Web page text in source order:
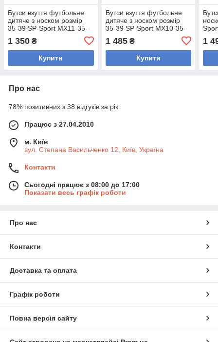
Бутси взуття футбольне
дитяче з носком розмір
35-39 SP-Sport MX11-35-
39-2 (верх-PU, підошва-
термополіуретан (TPU),
1 350 ₴
Купити
Бутси взуття футбольне
дитяче з носком розмір
35-39 SP-Sport MX10-35-
39-1 (верх-PU, підошва-
термополіуретан (TPU),
білий)
1 485₴
Купити
1
Про нас
78% позитивних з 38 відгуків за рік
Працює з 27.04.2010
м. Київ
вул. Степана Васильченко 12, Київ, Україна
Контакти
Сьогодні працює з 08:00 до 17:00
Показати весь графік роботи
Про нас
Контакти
Доставка та оплата
Графік роботи
Повна версія сайту